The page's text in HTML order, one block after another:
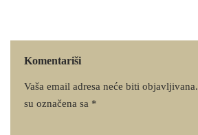
Komentariši
Vaša email adresa neće biti objavljivana.
su označena sa *